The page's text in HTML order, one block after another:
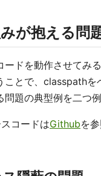
が抱える問
ードを動作させてみ
ことで、classpathを
題の典型例を二つ例
コードはGithubを